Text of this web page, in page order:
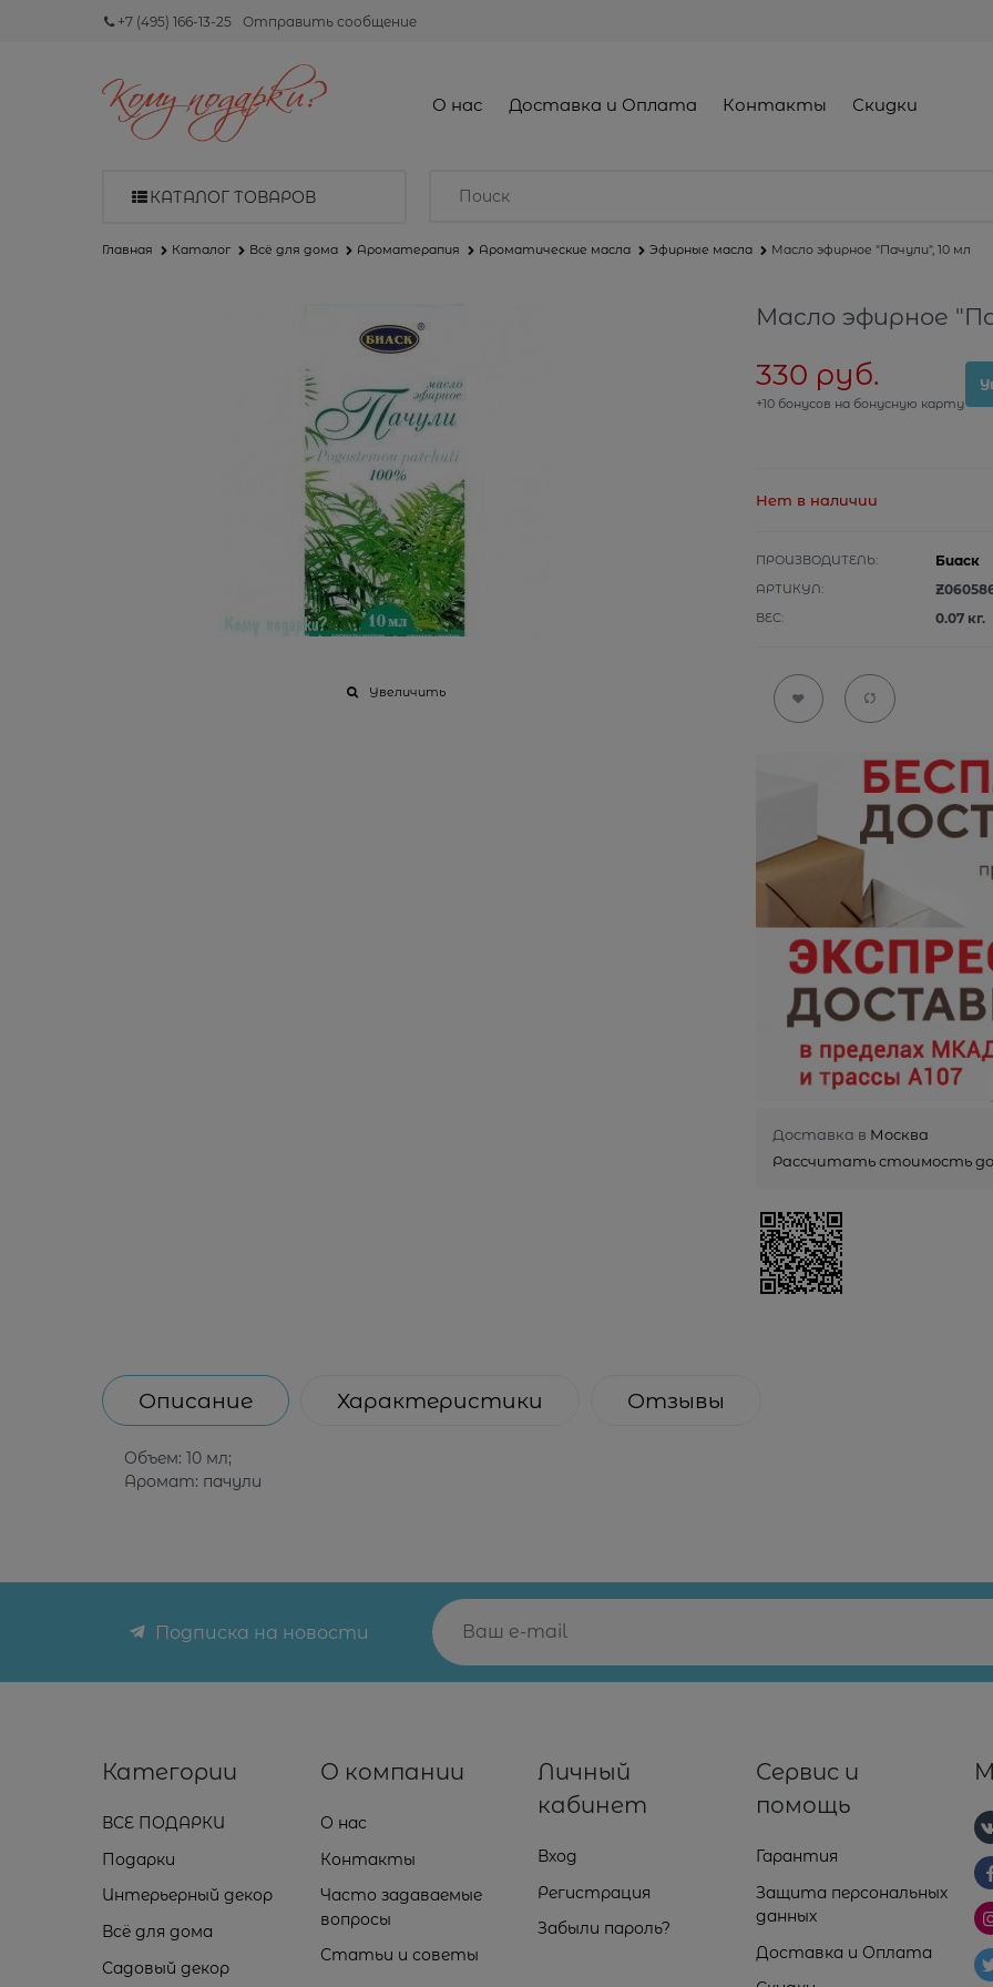
+7 (495) 166-13-25 Отправить сообщение
О нас Доставка и Оплата Контакты Скидки
КАТАЛОГ ТОВАРОВ
Главная Каталог Всё для дома Ароматерапия Ароматические масла Эфирные масла Масло эфирное "Пачули", 10 мл
Увеличить
Масло эфирное
330 руб.
+10 бонусов на бонусную карту
Нет в наличии
ПРОИЗВОДИТЕЛЬ: Биаск
АРТИКУЛ:
ВЕС: 0.07кг.
Доставка в Москва
Рассчитать стоимость
Описание Характеристики Отзывы
Объем: 10 мл;
Аромат: пачули
Подписка на новости
Категории
ВСЕ ПОДАРКИ
Подарки
Интерьерный декор
Всё для дома
Садовый декор
О компании
О нас
Контакты
Часто задаваемые
вопросы
Статьи и советы
Личный
кабинет
Вход
Регистрация
Забыли пароль?
Сервис и
помощь
Гарантия
Защита персональных
данных
Доставка и Оплата